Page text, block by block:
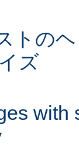
トの
ズ
with